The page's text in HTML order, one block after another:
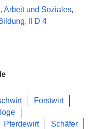
Arbeit und Soziales,
II D 4
Forstwirt
Pferdewirt
Schäfer